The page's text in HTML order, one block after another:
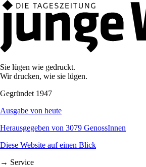
Sie lügen wie gedruckt.
Wir drucken, wie sie lügen.
Gegründet 1947
Ausgabe von heute
Herausgegeben von 3079 GenossInnen
Diese Website auf einen Blick
→ Service